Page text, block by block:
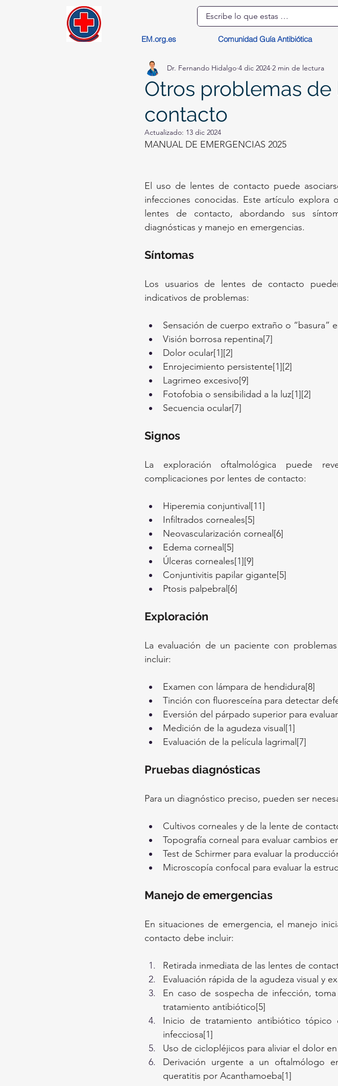
EM.org.es Comunidad Guía Antibiótica
Otros problemas de
contacto
Dr. Fernando Hidalgo 4 dic 2024 2 min de lectura
Actualizado: 13 dic 2024
MANUAL DE EMERGENCIAS 2025
El uso de lentes de contacto puede
infecciones conocidas. Este artículo
lentes de contacto, abordando sus
diagnósticas y manejo en emergencias.
Síntomas
Los usuarios de lentes de contacto
indicativos de problemas:
Sensación de cuerpo extraño o “basura”
Visión borrosa repentina[7]
Dolor ocular[1][2]
Enrojecimiento persistente[1][2]
Lagrimeo excesivo[9]
Fotofobia o sensibilidad a la luz[1][2]
Secuencia ocular[7]
Signos
La exploración oftalmológica puede
complicaciones por lentes de contacto:
Hiperemia conjuntival[11]
Infiltrados corneales[5]
Neovascularización corneal[6]
Edema corneal[5]
Úlceras corneales[1][9]
Conjuntivitis papilar gigante[5]
Ptosis palpebral[6]
Exploración
La evaluación de un paciente con
incluir:
Examen con lámpara de hendidura[8]
Tinción con fluoresceína para detectar
Eversión del párpado superior para
Medición de la agudeza visual[1]
Evaluación de la película lagrimal[7]
Pruebas diagnósticas
Para un diagnóstico preciso, pueden ser
Cultivos corneales y de la lente de
Topografía corneal para evaluar cambios
Test de Schirmer para evaluar la
Microscopía confocal para evaluar la
Manejo de emergencias
En situaciones de emergencia, el manejo
contacto debe incluir:
Retirada inmediata de las lentes de
Evaluación rápida de la agudeza visual y
En caso de sospecha de infección,
tratamiento antibiótico[5]
Inicio de tratamiento antibiótico
infecciosa[1]
Uso de ciclopléjicos para aliviar el dolor
Derivación urgente a un oftalmólogo
queratitis por Acanthamoeba[1]